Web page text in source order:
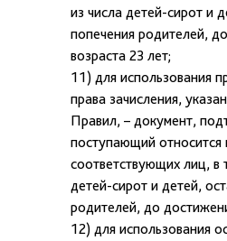
из числа детей-сирот и
попечения родителей,
возраста 23 лет;
11) для использования
права зачисления,
Правил, – документ,
поступающий относится
соответствующих лиц, в
детей-сирот и детей,
родителей, до
12) для использования